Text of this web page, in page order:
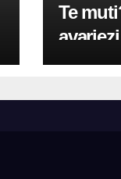
Te
zgarii